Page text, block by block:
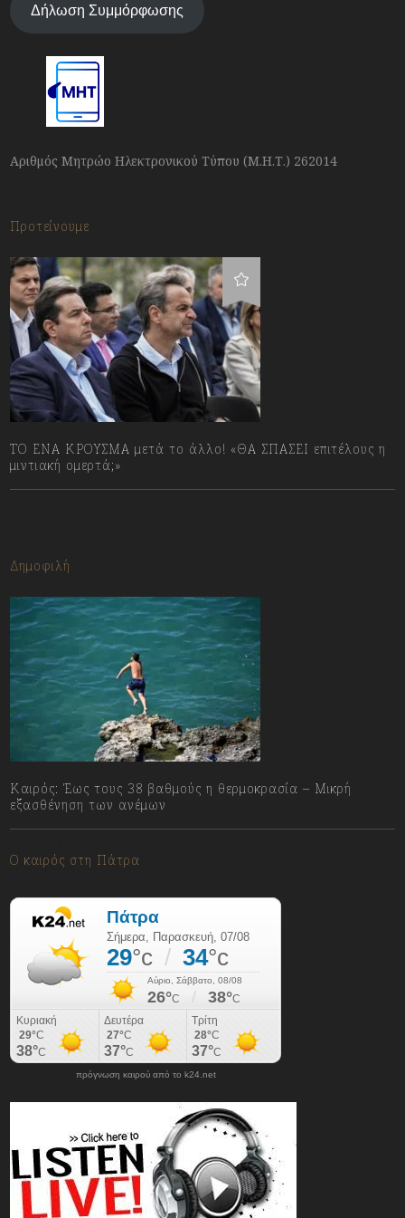
Δήλωση Συμμόρφωσης
Αριθμός Μητρώο Ηλεκτρονικού Τύπου (Μ.Η.Τ.) 262014
Προτείνουμε
ΤΟ ΕΝΑ ΚΡΟΥΣΜΑ μετά το άλλο! «ΘΑ ΣΠΑΣΕΙ επιτέλους η
μιντιακή ομερτά;»
Δημοφιλή
Καιρός: Έως τους 38 βαθμούς η θερμοκρασία – Μικρή
εξασθένηση των ανέμων
Ο καιρός στη Πάτρα
πρόγνωση καιρού από το k24.net